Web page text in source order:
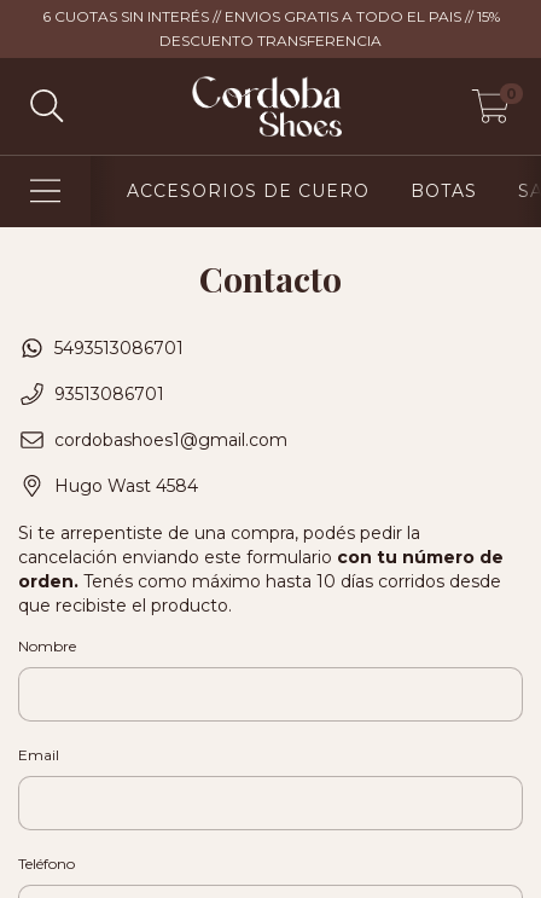
6 CUOTAS SIN INTERÉS // ENVIOS GRATIS A TODO EL PAIS // 15%
DESCUENTO TRANSFERENCIA
0
ACCESORIOS DE CUERO BOTAS
Contacto
5493513086701
93513086701
cordobashoes1@gmail.com
Hugo Wast 4584
Si te arrepentiste de una compra, podés pedir la
cancelación enviando este formulario con tu número de
orden. Tenés como máximo hasta 10 días corridos desde
que recibiste el producto.
Nombre
Email
Teléfono